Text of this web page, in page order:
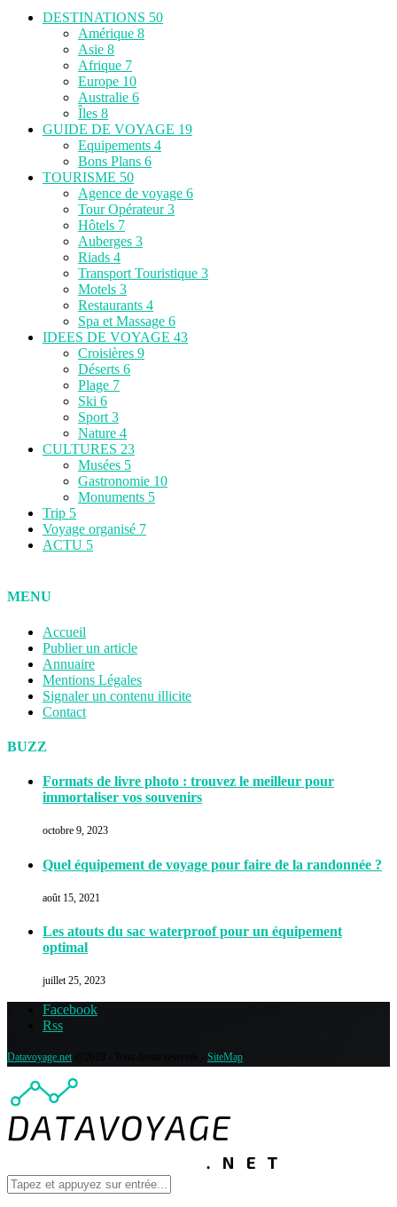
DESTINATIONS 50
Amérique 8
Asie 8
Afrique 7
Europe 10
Australie 6
Îles 8
GUIDE DE VOYAGE 19
Equipements 4
Bons Plans 6
TOURISME 50
Agence de voyage 6
Tour Opérateur3
Hôtels 7
Auberges 3
Riads 4
Transport Touristique 3
Motels 3
Restaurants 4
Spa et Massage 6
IDEES DE VOYAGE 43
Croisières 9
Déserts 6
Plage 7
Ski 6
Sport 3
Nature 4
CULTURES 23
Musées 5
Gastronomie 10
Monuments 5
Trip 5
Voyage organisé 7
ACTU 5
MENU
Accueil
Publier un article
Annuaire
Mentions Légales
Signaler un contenu illicite
Contact
BUZZ
Formats de livre photo : trouvez le meilleur pour
immortaliser vos souvenirs
octobre 9, 2023
Quel équipement de voyage pour faire de la randonnée ?
août 15, 2021
Les atouts du sac waterproof pour un équipement
optimal
juillet 25, 2023
Facebook
Rss
Datavoyage.net SiteMap